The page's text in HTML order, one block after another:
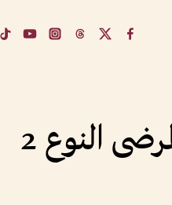
عقار جديد بجرعة إنسولين أسبوعية يحقق نتائج مبشرة لمرضى النوع 2